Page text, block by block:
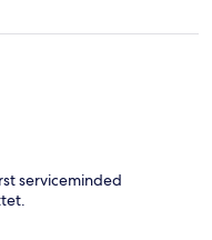
serviceminded